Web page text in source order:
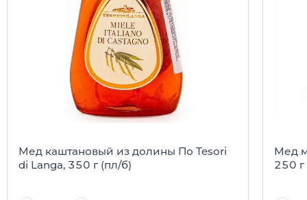
Мед каштановый из долины По Tesori
di Langa, 350 г (пл/б)
Мед
250 г